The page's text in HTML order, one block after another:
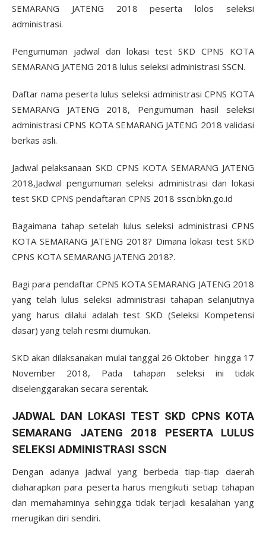
SEMARANG JATENG 2018 peserta lolos seleksi
administrasi.
Pengumuman jadwal dan lokasi test SKD CPNS KOTA
SEMARANG JATENG 2018 lulus seleksi administrasi SSCN.
Daftar nama peserta lulus seleksi administrasi CPNS KOTA
SEMARANG JATENG 2018, Pengumuman hasil seleksi
administrasi CPNS KOTA SEMARANG JATENG 2018 validasi
berkas asli.
Jadwal pelaksanaan SKD CPNS KOTA SEMARANG JATENG
2018,Jadwal pengumuman seleksi administrasi dan lokasi
test SKD CPNS pendaftaran CPNS 2018 sscn.bkn.go.id
Bagaimana tahap setelah lulus seleksi administrasi CPNS
KOTA SEMARANG JATENG 2018? Dimana lokasi test SKD
CPNS KOTA SEMARANG JATENG 2018?.
Bagi para pendaftar CPNS KOTA SEMARANG JATENG 2018
yang telah lulus seleksi administrasi tahapan selanjutnya
yang harus dilalui adalah test SKD (Seleksi Kompetensi
dasar) yang telah resmi diumukan.
SKD akan dilaksanakan mulai tanggal 26 Oktober hingga 17
November 2018, Pada tahapan seleksi ini tidak
diselenggarakan secara serentak.
JADWAL DAN LOKASI TEST SKD CPNS KOTA
SEMARANG JATENG 2018 PESERTA LULUS
SELEKSI ADMINISTRASI SSCN
Dengan adanya jadwal yang berbeda tiap-tiap daerah
diaharapkan para peserta harus mengikuti setiap tahapan
dan memahaminya sehingga tidak terjadi kesalahan yang
merugikan diri sendiri.